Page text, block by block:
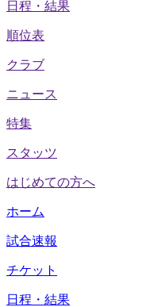
日程・結果
順位表
クラブ
ニュース
特集
スタッツ
はじめての方へ
ホーム
試合速報
チケット
日程・結果